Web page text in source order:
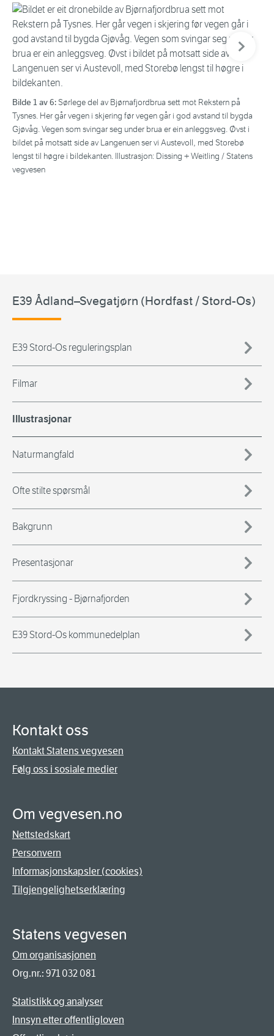
Bilde 1 av 6:Sørlege del av Bjørnafjordbrua sett mot Rekstern på
Tysnes. Her går vegen i skjering før vegen går i god avstand til bygda
Gjøvåg. Vegen som svingar seg under brua er ein anleggsveg. Øvst i
bildet på motsatt side av Langenuen ser vi Austevoll, med Storebø
lengst til høgre i bildekanten. Illustrasjon: Dissing + Weitling / Statens
vegvesen
Neste
E39 Ådland–Svegatjørn (Hordfast / Stord-Os)
E39 Stord-Os reguleringsplan
Filmar
Illustrasjonar
Naturmangfald
Ofte stilte spørsmål
Bakgrunn
Presentasjonar
Fjordkryssing - Bjørnafjorden
E39 Stord-Os kommunedelplan
Kontakt oss
Kontakt Statens vegvesen
Følg oss i sosiale medier
Om vegvesen.no
Nettstedskart
Personvern
Informasjonskapsler (cookies)
Tilgjengelighetserklæring
Statens vegvesen
Om organisasjonen
Org.nr.: 971 032 081
Statistikk og analyser
Innsyn etter offentligloven